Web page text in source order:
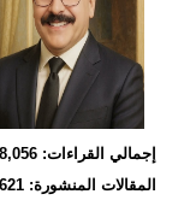
إجمالي القراءات: 708,056
المقالات المنشورة: 621